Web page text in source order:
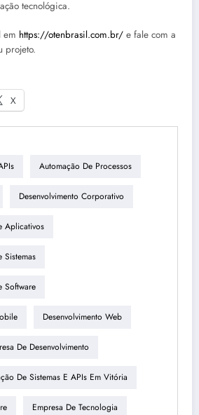
tecnológica.
em https://otenbrasil.com.br/ e fale com a
projeto.
X
Automação De Processos
Desenvolvimento Corporativo
Aplicativos
Sistemas
Software
Desenvolvimento Web
De Desenvolvimento
De Sistemas E APIs Em Vitória
Empresa De Tecnologia